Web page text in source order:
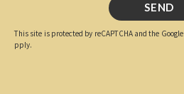
SEND
This site is protected by reCAPTCHA and the Google
pply.